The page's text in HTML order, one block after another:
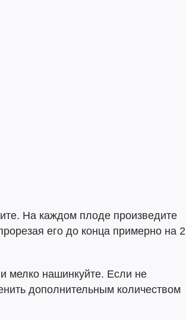
На каждом плоде произведите
его до конца примерно на 2
мелко нашинкуйте. Если не
дополнительным количеством